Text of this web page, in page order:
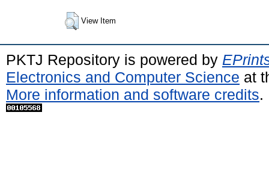
View Item
PKTJ Repository is powered by
Electronics and Computer Science at
More information and software credits.